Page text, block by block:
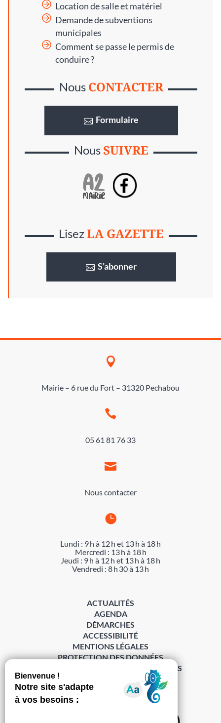
Location de salle et matériel
Demande de subventions
municipales
Comment se passe le permis de
conduire ?
Nous CONTACTER
Formulaire
NousSUIVRE
LisezLA GAZETTE
S’abonner

Mairie – 6 rue du Fort – 31320 Pechabou

05 61 81 76 33

Nous contacter

Lundi : 9 h à 12 h et 13 h à 18 h
Mercredi : 13 h à 18 h
Jeudi : 9 h à 12 h et 13 h à 18 h
Vendredi : 8 h 30 à 13 h
S’abonner à la Gazette ›
ACTUALITÉS
AGENDA
DÉMARCHES
ACCESSIBILITÉ
MENTIONS LÉGALES
PROTECTION DES DONNÉES
POLITIQUE DE GESTION DES COOKIES